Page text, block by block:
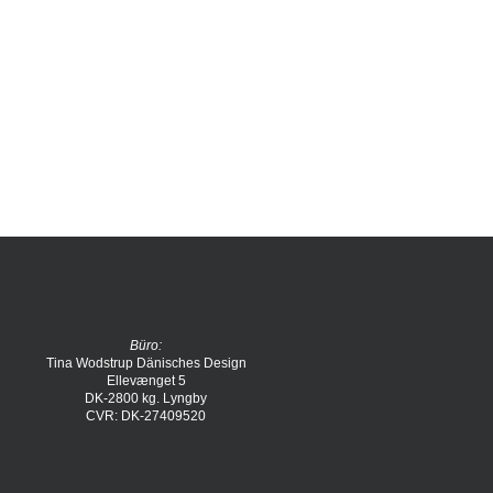
Büro:
Tina Wodstrup Dänisches Design
Ellevænget 5
DK-2800 kg. Lyngby
CVR: DK-27409520